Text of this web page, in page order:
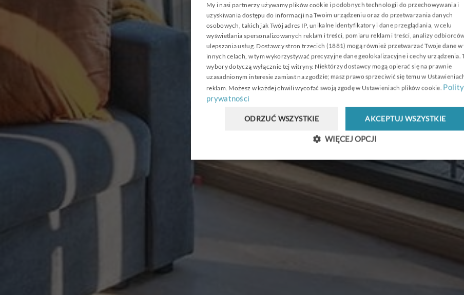
RESORT
EVENTY
GALERIA
My i nasi partnerzy używamy plików cookie i podobnych technologii do przechowywania i
uzyskiwania dostępu do informacji na Twoim urządzeniu oraz do przetwarzania danych
osobowych, takich jak Twój adres IP, unikalne identyfikatory i dane przeglądania, w celu
wyświetlania spersonalizowanych reklam i treści, pomiaru reklam i treści, analizy
ulepszania usług. Dostawcy stron trzecich (1881) mogą również przetwarzać Twoje dane w
innych celach, w tym wykorzystywać precyzyjne dane geolokalizacyjne i cechy urządzenia.
wybory dotyczą wyłącznie tej witryny. Niektórzy dostawcy mogą opierać się na prawnie
uzasadnionym interesie zamiast na zgodzie; masz prawo sprzeciwić się temu w
reklam . Możesz w każdej chwili wycofać swoją zgodę w Ustawieniach plików cookie.
prywatności
AKCEPTUJ WSZYSTKIE
ODRZUĆ WSZYSTKIE
WIĘCEJ OPCJI